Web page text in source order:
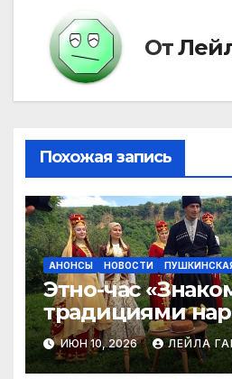
От
Похожая запись
АНОНСЫ НОВОСТИ
Этно-час
традициями
Кабардино-
ИЮН 10, 2026 ЛЕЙЛА